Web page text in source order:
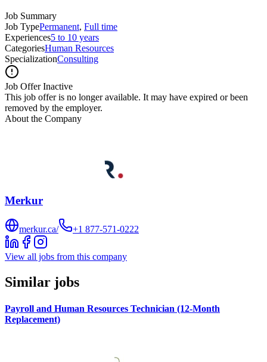
Job Summary
Job TypePermanent, Full time
Experiences5 to 10 years
CategoriesHuman Resources
SpecializationConsulting
Job Offer Inactive
This job offer is no longer available. It may have expired or been
removed by the employer.
About the Company
Merkur
merkur.ca/ +1 877-571-0222
View all jobs from this company
Similar jobs
Payroll and Human Resources Technician (12-Month
Replacement)